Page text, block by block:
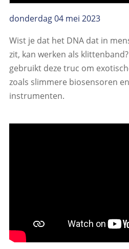
donderdag 04 mei 2023
Wist je dat het DNA dat in
zit, kan werken als
gebruikt deze truc om
zoals slimmere biosensoren
instrumenten.